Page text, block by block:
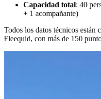
Capacidad total: 40
+ 1 acompañante)
Todos los datos técnicos están
Fleequid, con más de 150